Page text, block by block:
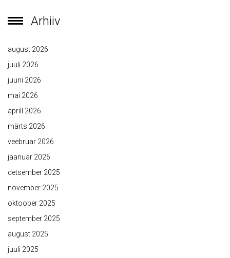
Arhiiv
august 2026
juuli 2026
juuni 2026
mai 2026
aprill 2026
märts 2026
veebruar 2026
jaanuar 2026
detsember 2025
november 2025
oktoober 2025
september 2025
august 2025
juuli 2025